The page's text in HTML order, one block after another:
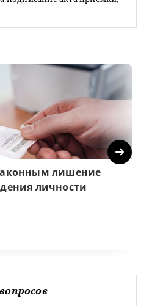
лишение
личности
Next